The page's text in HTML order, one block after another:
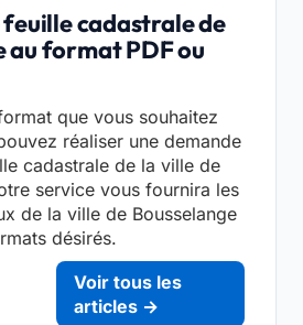
cadastrale de
au format PDF ou
que vous souhaitez
réaliser une demande
cadastrale de la ville de
service vous fournira les
de la ville de Bousselange
désirés.
Voir tous les
articles →